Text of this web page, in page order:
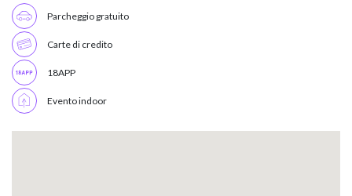
Parcheggio gratuito
Carte di credito
18APP
Evento indoor